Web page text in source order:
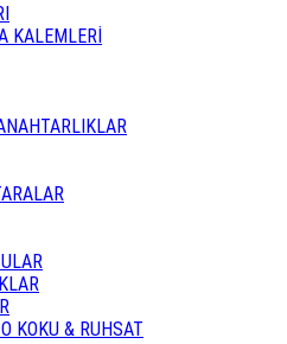
KALEMLERİ
KOKU & RUHSAT